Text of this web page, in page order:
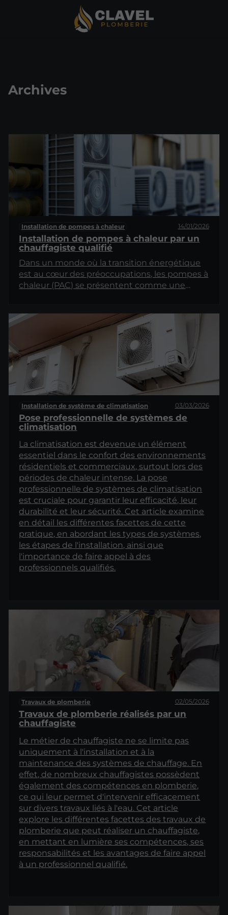
Archives
Installation de pompes à chaleur 14/01/2026
Installation de pompes à chaleur par un
chauffagiste qualifié
Dans un monde où la transition énergétique
est au cœur des préoccupations, les pompes à
chaleur (PAC) se présentent comme une
Cependant, leur installation requiert
l'expertise d'un chauffagiste qualifié. Cet
article examine les différents aspects de cette
installation, en soulignant son importance et
les étapes clés à suivre.
Installation de système de climatisation 03/03/2026
Pose professionnelle de systèmes de
climatisation
La climatisation est devenue un élément
essentiel dans le confort des environnements
résidentiels et commerciaux, surtout lors des
périodes de chaleur intense. La pose
professionnelle de systèmes de climatisation
est cruciale pour garantir leur efficacité, leur
durabilité et leur sécurité. Cet article examine
en détail les différentes facettes de cette
pratique, en abordant les types de systèmes,
les étapes de l'installation, ainsi que
l'importance de faire appel à des
professionnels qualifiés.
Travaux de plomberie 02/05/2026
Travaux de plomberie réalisés par un
chauffagiste
Le métier de chauffagiste ne se limite pas
uniquement à l'installation et à la
maintenance des systèmes de chauffage. En
effet, de nombreux chauffagistes possèdent
également des compétences en plomberie,
ce qui leur permet d'intervenir efficacement
sur divers travaux liés à l'eau. Cet article
explore les différentes facettes des travaux de
plomberie que peut réaliser un chauffagiste,
en mettant en lumière ses compétences, ses
responsabilités et les avantages de faire appel
à un professionnel qualifié.